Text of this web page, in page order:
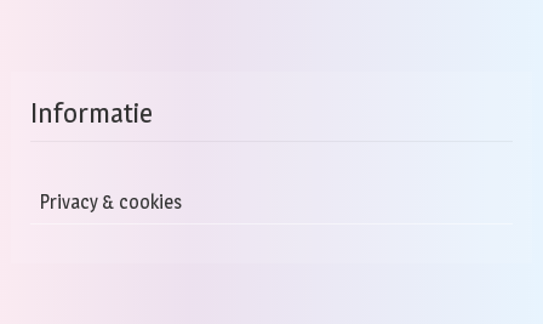
Informatie
Privacy & cookies